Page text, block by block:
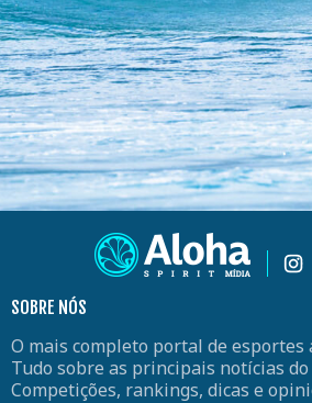
SOBRE NÓS
O mais completo portal de esportes
Tudo sobre as principais notícias
Competições, rankings, dicas e